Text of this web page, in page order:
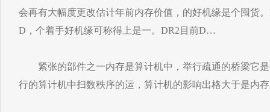
会再有大幅度更改估计年前内存价值，的好机缘是个囤货
D，个着手好机缘可称得上是一。DR2目前D…
紧张的部件之一内存是算计机中，举行疏通的桥梁它是
行的算计机中扫数秩序的运，算计机的影响出格大于是内